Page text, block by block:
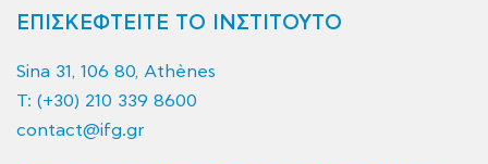
ΕΠΙΣΚΕΦΤΕΙΤΕ ΤΟ ΙΝΣΤΙΤΟΥΤΟ
Sina 31, 106 80, Athènes
T: (+30) 210 339 8600
contact@ifg.gr